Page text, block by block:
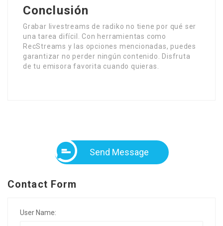
Conclusión
Grabar livestreams de radiko no tiene por qué ser
una tarea difícil. Con herramientas como
RecStreams y las opciones mencionadas, puedes
garantizar no perder ningún contenido. Disfruta
de tu emisora favorita cuando quieras.
Send Message
Contact Form
User Name: